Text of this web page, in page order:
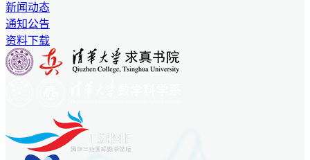
新闻动态
通知公告
资料下载